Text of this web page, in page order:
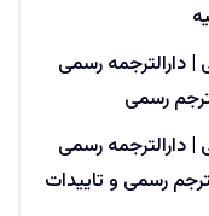
| دارالترجمه رسمی
رسمی
| دارالترجمه رسمی
رسمی و تاییدات